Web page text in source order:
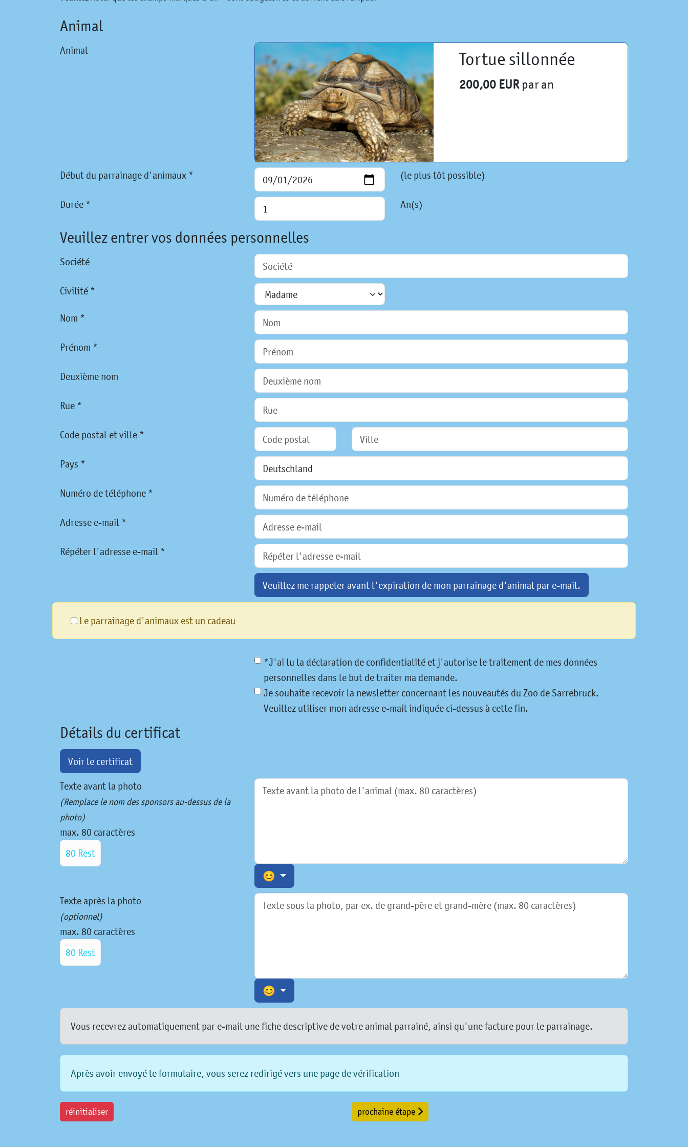
Animal
Animal Tortue sillonnée
200,00 EUR par an
Début du parrainage d'animaux * (le plus tôt possible)
Durée * An(s)
Veuillez entrer vos données personnelles
Société
Civilité *
Nom *
Prénom *
Deuxième nom
Rue *
Code postal et ville *
Pays *
Numéro de téléphone *
Adresse e-mail *
Répéter l'adresse e-mail *
Veuillez me rappeler avant l'expiration de mon parrainage d'animal par e-mail.
Le parrainage d'animaux est un cadeau
*J'ai lu la déclaration de confidentialité et j'autorise le traitement de mes données
personnelles dans le but de traiter ma demande.
Je souhaite recevoir la newsletter concernant les nouveautés du Zoo de Sarrebruck.
Veuillez utiliser mon adresse e-mail indiquée ci-dessus à cette fin.
Détails du certificat
Voir le certificat
Texte avant la photo
(Remplace le nom des sponsors au-dessus de la
photo)
max. 80 caractères
80 Rest
😊
Texte après la photo
(optionnel)
max. 80 caractères
80 Rest
😊
Vous recevrez automatiquement par e-mail une fiche descriptive de votre animal parrainé, ainsi qu'une facture pour le parrainage.
Après avoir envoyé le formulaire, vous serez redirigé vers une page de vérification
réinitialiser prochaine étape